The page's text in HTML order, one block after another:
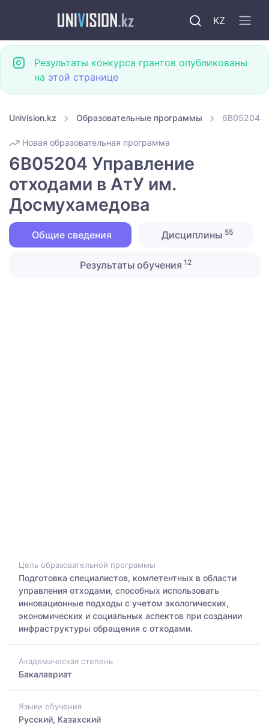
KZ
Результаты конкурса грантов опубликованы
на этой странице
Univision.kz Образовательные программы 6B05204
Новая образовательная программа
6B05204 Управление
отходами в АтУ им.
Досмухамедова
Общие сведения Дисциплины 55
Результаты обучения 12
Цель образовательной программы
Подготовка специалистов, компетентных в области
управления отходами, способных использовать
инновационные подходы с учетом экологических,
экономических и социальных аспектов при создании
инфраструктуры обращения с отходами.
Академическая степень
Бакалавриат
Языки обучения
Русский, Казахский